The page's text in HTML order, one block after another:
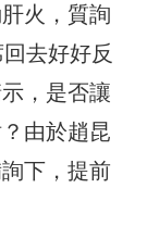
火，質詢
去好好反
，是否讓
由於趙昆
下，提前